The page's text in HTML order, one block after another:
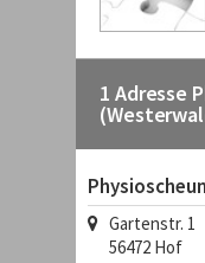
1 Adresse
Gartenstr. 1
56472 Hof